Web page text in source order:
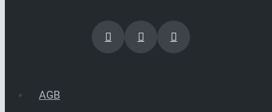
AGB